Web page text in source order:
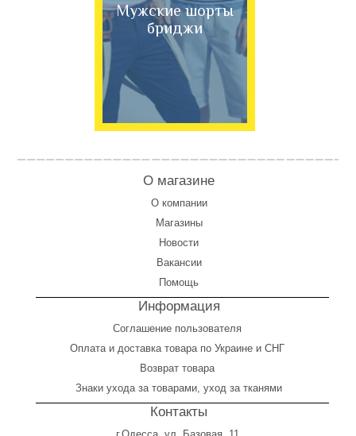
Мужские шорты
бриджи
О магазине
О компании
Магазины
Новости
Вакансии
Помощь
Информация
Соглашение пользователя
Оплатаи доставка товара по Украине и СНГ
Возврат товара
Знаки ухода за товарами, уход за тканями
Контакты